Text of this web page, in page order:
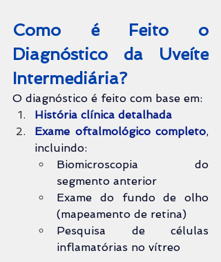
Como é Feito o
Diagnóstico da Uveíte
Intermediária?
O diagnóstico é feito com base em:
História clínica detalhada
Exame oftalmológico completo,
incluindo:
Biomicroscopia do
segmento anterior
Exame do fundo de olho
(mapeamento de retina)
Pesquisa de células
inflamatórias no vítreo